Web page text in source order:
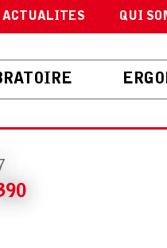
ACTUALITES QUI